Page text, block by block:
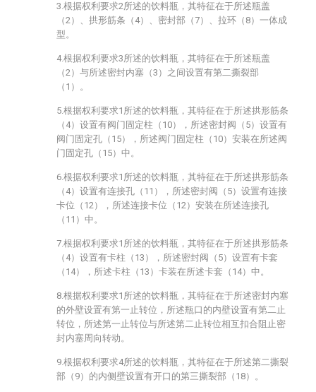
3.根据权利要求2所述的饮料瓶，其特征在于所述瓶盖
（2）、拱形筋条（4）、密封部（7）、拉环（8）一体成
型。
4.根据权利要求3所述的饮料瓶，其特征在于所述瓶盖
（2）与所述密封内塞（3）之间设置有第二撕裂部
（1）。
5.根据权利要求1所述的饮料瓶，其特征在于所述拱形筋条
（4）设置有阀门固定柱（10），所述密封阀（5）设置有
阀门固定孔（15），所述阀门固定柱（10）安装在所述阀
门固定孔（15）中。
6.根据权利要求1所述的饮料瓶，其特征在于所述拱形筋条
（4）设置有连接孔（11），所述密封阀（5）设置有连接
卡位（12），所述连接卡位（12）安装在所述连接孔
（11）中。
7.根据权利要求1所述的饮料瓶，其特征在于所述拱形筋条
（4）设置有卡柱（13），所述密封阀（5）设置有卡套
（14），所述卡柱（13）卡装在所述卡套（14）中。
8.根据权利要求1所述的饮料瓶，其特征在于所述密封内塞
的外壁设置有第一止转位，所述瓶口的内壁设置有第二止
转位，所述第一止转位与所述第二止转位相互扣合阻止密
封内塞周向转动。
9.根据权利要求4所述的饮料瓶，其特征在于所述第二撕裂
部（9）的内侧壁设置有开口的第三撕裂部（18）。